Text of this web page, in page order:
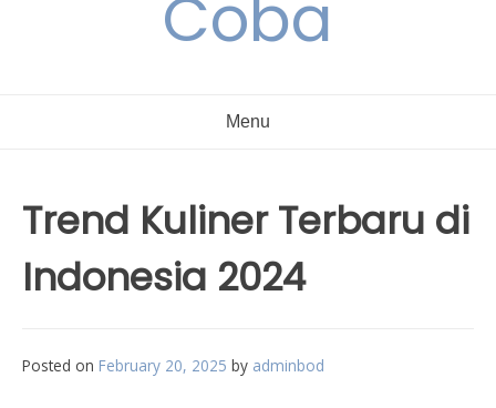
Coba
Menu
Trend Kuliner Terbaru di
Indonesia 2024
Posted on February 20, 2025 by adminbod